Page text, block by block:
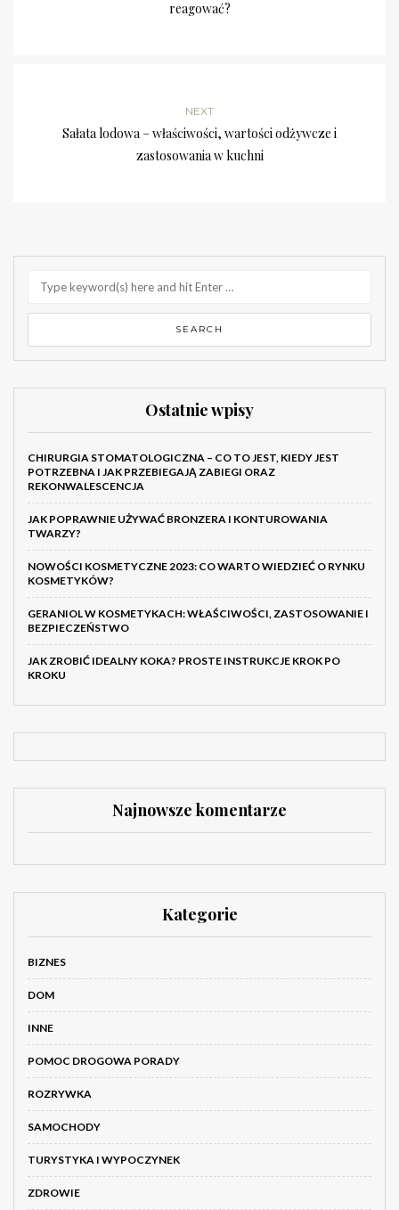
reagować?
NEXT
Sałata lodowa – właściwości, wartości odżywcze i
zastosowania w kuchni
Ostatnie wpisy
CHIRURGIA STOMATOLOGICZNA – CO TO JEST, KIEDY JEST
POTRZEBNA I JAK PRZEBIEGAJĄ ZABIEGI ORAZ
REKONWALESCENCJA
JAK POPRAWNIE UŻYWAĆ BRONZERA I KONTUROWANIA
TWARZY?
NOWOŚCI KOSMETYCZNE 2023: CO WARTO WIEDZIEĆ O RYNKU
KOSMETYKÓW?
GERANIOL W KOSMETYKACH: WŁAŚCIWOŚCI, ZASTOSOWANIE I
BEZPIECZEŃSTWO
JAK ZROBIĆ IDEALNY KOKA? PROSTE INSTRUKCJE KROK PO
KROKU
Najnowsze komentarze
Kategorie
BIZNES
DOM
INNE
POMOC DROGOWA PORADY
ROZRYWKA
SAMOCHODY
TURYSTYKA I WYPOCZYNEK
ZDROWIE